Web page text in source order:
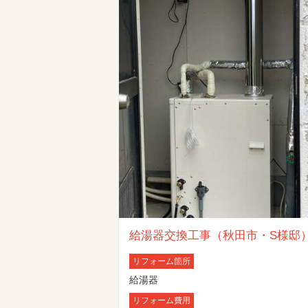
給湯器交換工事（秋田市・S様邸
リフォーム箇所
給湯器
リフォーム費用